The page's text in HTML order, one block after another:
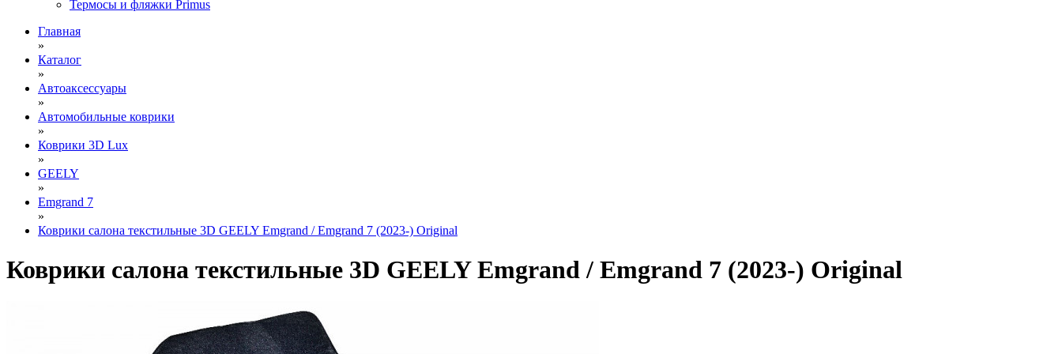
Термосы и фляжки Primus
Главная
»
Каталог
»
Автоаксессуары
»
Автомобильные коврики
»
Коврики 3D Lux
»
GEELY
»
Emgrand 7
»
Коврики салона текстильные 3D GEELY Emgrand / Emgrand 7 (2023-) Original
Коврики салона текстильные 3D GEELY Emgrand / Emgrand 7 (2023-) Original